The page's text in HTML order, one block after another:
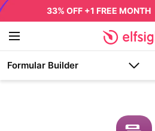
33% OFF +1 FREE MONTH
Formular Builder